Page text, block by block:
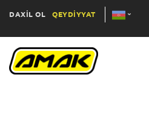
DAXİL OL QEYDİYYAT